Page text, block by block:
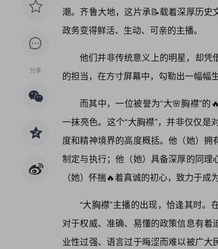
分享
潮。齐鲁大地，这片承📝载着深厚历
政务变得鲜活、生动、可亲的主播。
他们并非传统意义上的明星，却凭
的担当，在方寸屏幕中，勾勒出一幅幅
而其中，一位被誉为“大🌸胸襟”
一抹亮色。这个“大胸襟”，并非仅仅
度和精神境界的高度概括。他（她）
制定与执行；他（她）具备深厚的同
（她）怀揣🔥着真诚的初心，致力于
“大胸襟”主播的出现，恰逢其时
对于权威、准确、易懂的政策信息有
业性过强、语言过于晦涩而难以被广